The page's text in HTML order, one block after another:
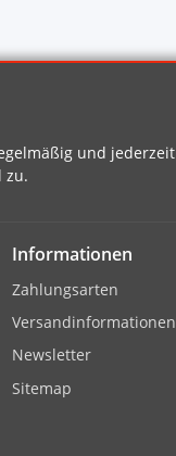
und jederzeit
zu.
Informationen
Zahlungsarten
Versandinformationen
Newsletter
Sitemap